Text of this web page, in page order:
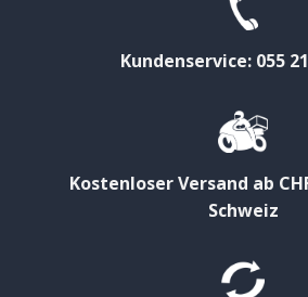
Kundenservice: 055
Kostenloser Versand ab
Schweiz